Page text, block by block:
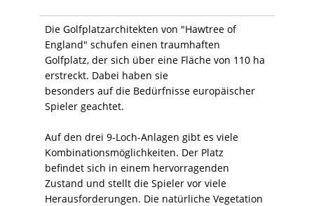
Die Golfplatzarchitekten von "Hawtree of
England" schufen einen traumhaften
Golfplatz, der sich über eine Fläche von 110 ha
erstreckt. Dabei haben sie
besonders auf die Bedürfnisse europäischer
Spieler geachtet.
Auf den drei 9-Loch-Anlagen gibt es viele
Kombinationsmöglichkeiten. Der Platz
befindet sich in einem hervorragenden
Zustand und stellt die Spieler vor viele
Herausforderungen. Die natürliche Vegetation